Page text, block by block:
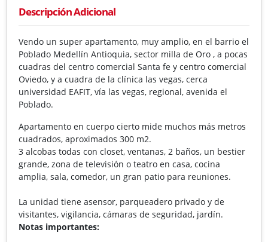
Descripción Adicional
Vendo un super apartamento, muy amplio, en el barrio el
Poblado Medellín Antioquia, sector milla de Oro , a pocas
cuadras del centro comercial Santa fe y centro comercial
Oviedo, y a cuadra de la clínica las vegas, cerca
universidad EAFIT, vía las vegas, regional, avenida el
Poblado.
Apartamento en cuerpo cierto mide muchos más metros
cuadrados, aproximados 300 m2.
3 alcobas todas con closet, ventanas, 2 baños, un bestier
grande, zona de televisión o teatro en casa, cocina
amplia, sala, comedor, un gran patio para reuniones.
La unidad tiene asensor, parqueadero privado y de
visitantes, vigilancia, cámaras de seguridad, jardín.
Notas importantes: